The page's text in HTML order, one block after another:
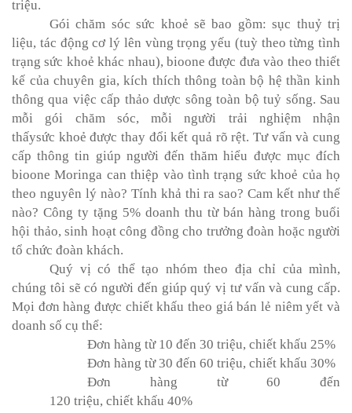
triệu.
Gói chăm sóc sức khoẻ sẽ bao gồm: sục thuỷ trị
liệu, tác động cơ lý lên vùng trọng yếu (tuỳ theo từng tình
trạng sức khoẻ khác nhau), bioone được đưa vào theo thiết
kế của chuyên gia, kích thích thông toàn bộ hệ thần kinh
thông qua việc cấp thảo dược sông toàn bộ tuỷ sống. Sau
mỗi gói chăm sóc, mỗi người trải nghiệm nhận
thấysức khoẻ được thay đổikết quả rõ rệt.Tư vấn và cung
cấp thông tin giúp người đến thăm hiểu được mục đích
biooneMoringa can thiệp vào tình trạng sức khoẻ của họ
theo nguyên lý nào? Tính khả thi ra sao? Cam kết như thế
nào? Công ty tặng 5% doanh thu từ bán hàng trong buổi
hội thảo, sinh hoạt công đồng cho trưởng đoàn hoặc người
tổ chức đoàn khách.
Quý vị có thể tạo nhóm theo địa chỉ của mình,
chúng tôi sẽ có người đến giúp quý vị tư vấn và cung cấp.
Mọi đơn hàng được chiết khấu theo giá bán lẻ niêm yết và
doanh số cụ thể:
Đơn hàng từ 10 đến 30 triệu, chiết khấu 25%
Đơn hàng từ 30 đến 60 triệu, chiết khấu 30%
Đơn hàng từ 60 đến
120 triệu, chiết khấu 40%